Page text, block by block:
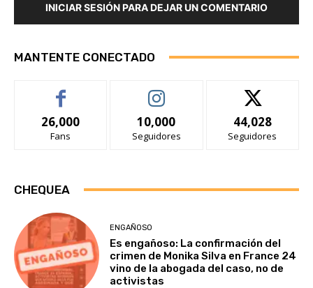
INICIAR SESIÓN PARA DEJAR UN COMENTARIO
MANTENTE CONECTADO
26,000
Fans
10,000
Seguidores
44,028
Seguidores
CHEQUEA
ENGAÑOSO
Es engañoso: La confirmación del
crimen de Monika Silva en France 24
vino de la abogada del caso, no de
activistas